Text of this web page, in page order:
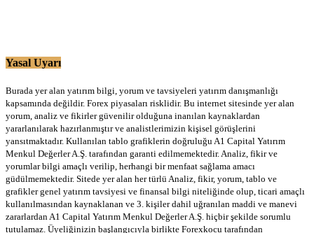
Yasal Uyarı
Burada yer alan yatırım bilgi, yorum ve tavsiyeleri yatırım danışmanlığı
kapsamında değildir. Forex piyasaları risklidir. Bu internet sitesinde yer alan
yorum, analiz ve fikirler güvenilir olduğuna inanılan kaynaklardan
yararlanılarak hazırlanmıştır ve analistlerimizin kişisel görüşlerini
yansıtmaktadır. Kullanılan tablo grafiklerin doğruluğu A1 Capital Yatırım
Menkul Değerler A.Ş. tarafından garanti edilmemektedir. Analiz, fikir ve
yorumlar bilgi amaçlı verilip, herhangi bir menfaat sağlama amacı
güdülmemektedir. Sitede yer alan her türlü Analiz, fikir, yorum, tablo ve
grafikler genel yatırım tavsiyesi ve finansal bilgi niteliğinde olup, ticari amaçlı
kullanılmasından kaynaklanan ve 3. kişiler dahil uğranılan maddi ve manevi
zararlardan A1 Capital Yatırım Menkul Değerler A.Ş. hiçbir şekilde sorumlu
tutulamaz. Üyeliğinizin başlangıcıyla birlikte Forexkocu tarafından